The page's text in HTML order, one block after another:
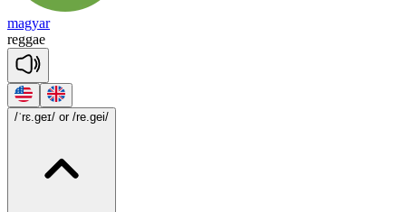
magyar
reggae
/ˈrɛ.geɪ/ or /re.gei/